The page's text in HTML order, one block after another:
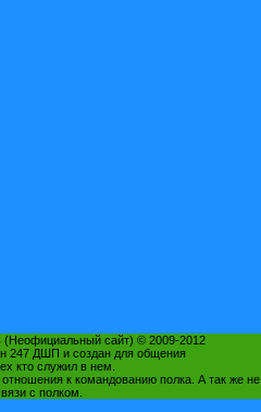
(Неофициальный сайт) © 2009-2012
247 ДШП и создан для общения
кто служил в нем.
к командованию полка. А так же
с полком.